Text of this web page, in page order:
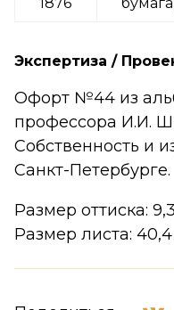
1876
Экспертиза /
Офорт №44 из
профессора И.И.
Собственность и
Санкт-Петербурге.
Размер оттиска:
Размер листа: